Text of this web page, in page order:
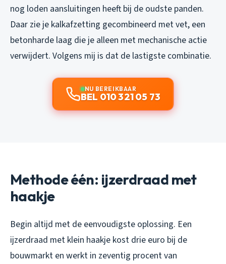
nog loden aansluitingen heeft bij de oudste panden.
Daar zie je kalkafzetting gecombineerd met vet, een
betonharde laag die je alleen met mechanische actie
verwijdert. Volgens mij is dat de lastigste combinatie.
NU BEREIKBAAR
BEL 010 321 05 73
Methode één: ijzerdraad met
haakje
Begin altijd met de eenvoudigste oplossing. Een
ijzerdraad met klein haakje kost drie euro bij de
bouwmarkt en werkt in zeventig procent van